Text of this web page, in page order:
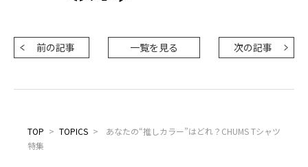
前の記事 一覧を見る 次の記事
TOP > TOPICS >
あなたの“推しカラー”はどれ？CHUMS Tシャツ
特集